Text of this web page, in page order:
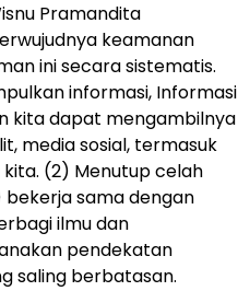
Pramandita
keamanan
ini secara sistematis.
informasi, Informasi
kita dapat mengambilnya
media sosial, termasuk
(2) Menutup celah
sama dengan
ilmu dan
pendekatan
saling berbatasan.